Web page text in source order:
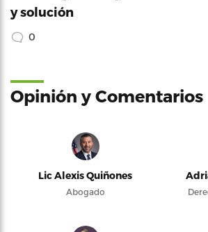
y solución
0
Opinión y Comentarios
Lic Alexis Quiñones
Abogado